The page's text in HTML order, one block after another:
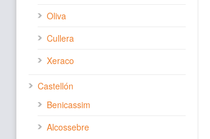
Oliva
Cullera
Xeraco
Castellón
Benicassim
Alcossebre